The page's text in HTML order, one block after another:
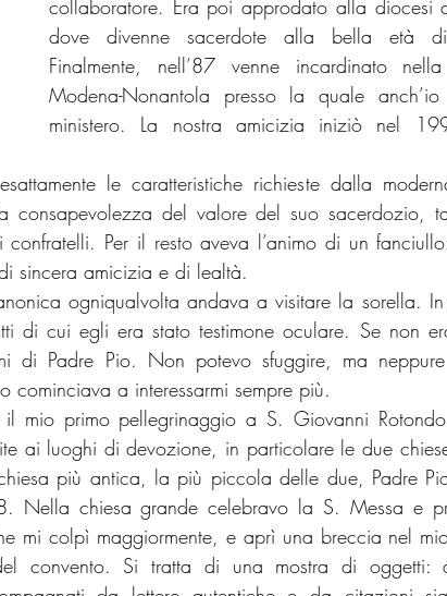
collaboratore. Era poi approdato alla diocesi
dove divenne sacerdote alla bella età
Finalmente, nell’87 venne incardinato
Modena-Nonantola presso la quale
ministero. La nostra amicizia iniziò nel
le caratteristiche richieste dalla
consapevolezza del valore del suo sacerdozio,
Per il resto aveva l’animo di un
sincera amicizia e di lealtà.
ogniqualvolta andava a visitare la sorella.
di cui egli era stato testimone oculare. Se non
di Padre Pio. Non potevo sfuggire, ma
cominciava a interessarmi sempre più.
mio primo pellegrinaggio a S. Giovanni
ai luoghi di devozione, in particolare le due
più antica, la più piccola delle due, Padre
Nella chiesa grande celebravo la S. Messa e
mi colpì maggiormente, e aprì una breccia nel
convento. Si tratta di una mostra di oggetti: